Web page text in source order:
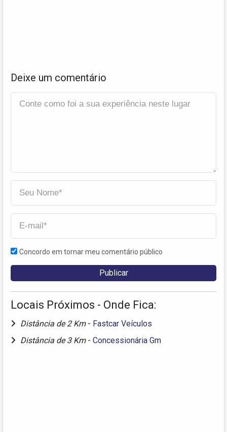
Deixe um comentário
Concordo em tornar meu comentário público
Locais Próximos - Onde Fica:
Distância de 2 Km - Fastcar Veículos
Distância de 3 Km - Concessionária Gm